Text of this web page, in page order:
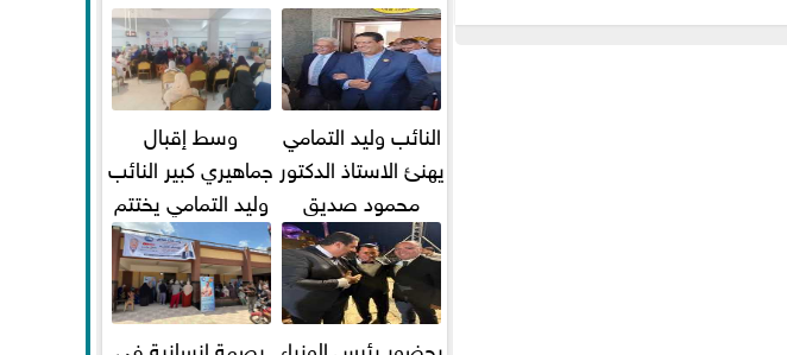
النائب وليد التمامي
يهنئ الاستاذ الدكتور
محمود صديق
تكليفة قائم باعمال
...
وسط إقبال
جماهيري كبير النائب
وليد التمامي يختتم
أضخم قافلة طبية
مجانية...